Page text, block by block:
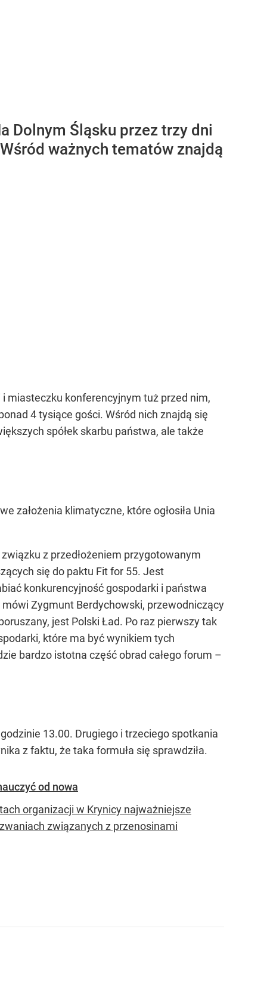
Dolnym Śląsku przez trzy dni
ważnych tematów znajdą
i miasteczku konferencyjnym tuż przed nim,
4 tysiące gości. Wśród nich znajdą się
spółek skarbu państwa, ale także
założenia klimatyczne, które ogłosiła Unia
z przedłożeniem przygotowanym
się do paktu Fit for 55. Jest
konkurencyjność gospodarki i państwa
mówi Zygmunt Berdychowski, przewodniczący
jest Polski Ład. Po raz pierwszy tak
które ma być wynikiem tych
bardzo istotna część obrad całego forum –
13.00. Drugiego i trzeciego spotkania
z faktu, że taka formuła się sprawdziła.
od nowa
organizacji w Krynicy najważniejsze
związanych z przenosinami